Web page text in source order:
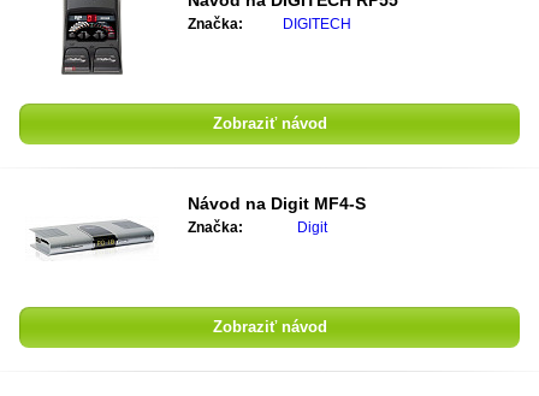
Značka: DIGITECH
Zobraziť návod
Návod na Digit MF4-S
Značka: Digit
Zobraziť návod